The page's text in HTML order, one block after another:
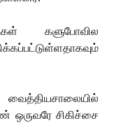
களுபோவில
ஒருவரே சிகிச்சை